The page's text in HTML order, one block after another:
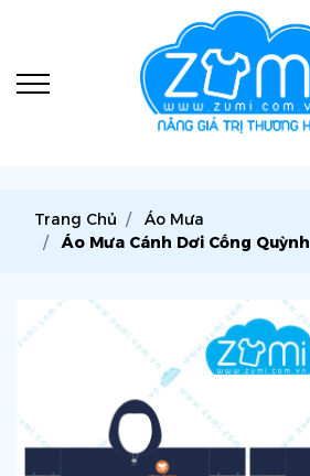
Trang Chủ
Áo Mưa
Áo Mưa Cánh Dơi Cống Quỳnh